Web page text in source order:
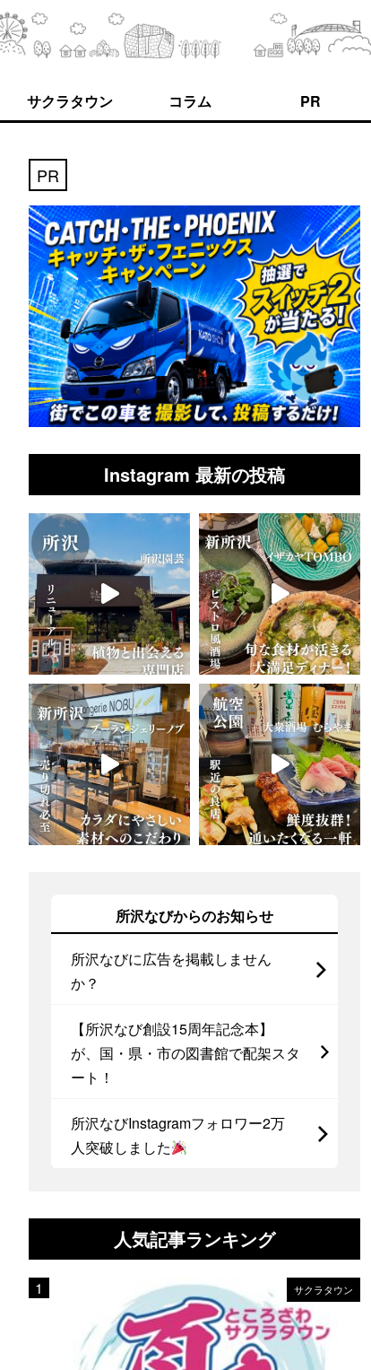
サクラタウン コラム PR
PR
Instagram 最新の投稿
所沢なびからのお知らせ
所沢なびに広告を掲載しません
か？
【所沢なび創設15周年記念本】
が、国・県・市の図書館で配架スタ
ート！
所沢なびInstagramフォロワー2万
人突破しました
人気記事ランキング
サクラタウン